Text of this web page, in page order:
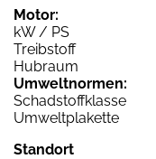
Motor:
kW / PS
Treibstoff
Hubraum
Umweltnormen:
Schadstoffklasse
Umweltplakette
Standort